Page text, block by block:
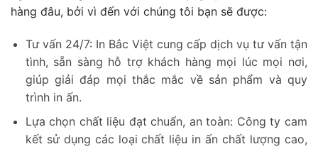
hàng đâu, bởi vì đến với chúng tôi bạn sẽ được:
Tư vấn 24/7: In Bắc Việt cung cấp dịch vụ tư vấn tận
tình, sẵn sàng hỗ trợ khách hàng mọi lúc mọi nơi,
giúp giải đáp mọi thắc mắc về sản phẩm và quy
trình in ấn.
Lựa chọn chất liệu đạt chuẩn, an toàn: Công ty cam
kết sử dụng các loại chất liệu in ấn chất lượng cao,